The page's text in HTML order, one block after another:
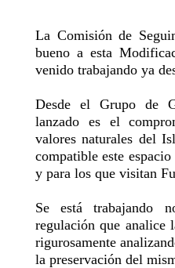
La Comisión de
bueno a esta
venido trabajando ya
Desde el Grupo de
lanzado es el
valores naturales del
compatible este
y para los que visitan
Se está trabajando
regulación que analice
rigurosamente
la preservación del